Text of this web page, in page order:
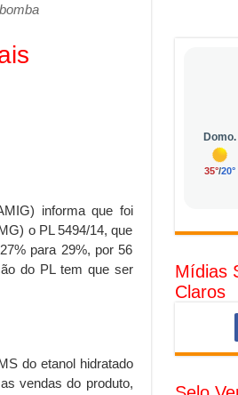
denúncia das empresas
da VIVAMOMENTO ao polo
Entenda o Bloqueio e o Que Muda
tarólogas a faturarem mais de R$
em móveis personalizados?
traz oportunidades de lucro seguro
o portão ideal para seu imóvel
marcas evitam ruídos no mercado
informa que foi
o PL 5494/14, que
para 29%, por 56
do PL tem que ser
do etanol hidratado
vendas do produto,
Mídias
Claros